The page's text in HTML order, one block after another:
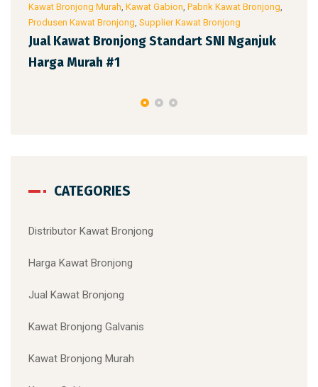
Kawat Bronjong Murah Kawat Gabion Pabrik Kawat Bronjong
Produsen Kawat Bronjong Supplier Kawat Bronjong
Jual Kawat Bronjong Standart SNI Nganjuk
Harga Murah #1
CATEGORIES
Distributor Kawat Bronjong
Harga Kawat Bronjong
Jual Kawat Bronjong
Kawat Bronjong Galvanis
Kawat Bronjong Murah